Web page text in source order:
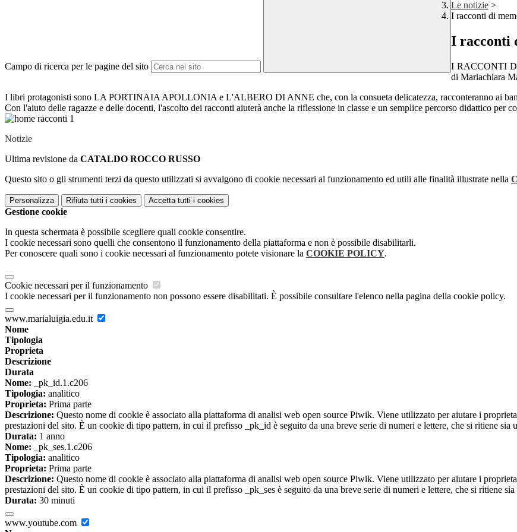
Campo di ricerca per le pagine del sito
Le notizie >
I racconti di
I racconti
I RACCONTI
di Mariachiara
I libri protagonisti sono LA PORTINAIA APOLLONIA e L'ALBERO DI ANNE che, con la consueta delicatezza, racconteranno ai
Con l'aiuto delle ragazze e delle docenti, l'ascolto dei racconti aiuterà anche la riflessione in classe e un semplice percorso didattico
Notizie
Ultima revisione da CATALDO ROCCO RUSSO
Questo sito o gli strumenti terzi da questo utilizzati si avvalgono di cookie necessari al funzionamento ed utili alle finalità illustrate nella
Personalizza Rifiuta tutti i cookies Accetta tutti i cookies
Gestione cookie
In questa schermata è possibile scegliere quali cookie consentire.
I cookie necessari sono quelli che consentono il funzionamento della piattaforma e non è possibile disabilitarli.
Per conoscere quali sono i cookie necessari al funzionamento potete visionare la COOKIE POLICY.
Cookie necessari per il funzionamento
I cookie necessari per il funzionamento non possono essere disabilitati. È possibile consultare l'elenco nella pagina della cookie policy.
www.marialuigia.edu.it
Nome
Tipologia
Proprieta
Descrizione
Durata
Nome: _pk_id.1.c206
Tipologia: analitico
Proprieta: Prima parte
Descrizione: Questo nome di cookie è associato alla piattaforma di analisi web open source Piwik. Viene utilizzato per aiutare i
prestazioni del sito. È un cookie di tipo pattern, in cui il prefisso _pk_id è seguito da una breve serie di numeri e lettere, che si ritiene
Durata: 1 anno
Nome: _pk_ses.1.c206
Tipologia: analitico
Proprieta: Prima parte
Descrizione: Questo nome di cookie è associato alla piattaforma di analisi web open source Piwik. Viene utilizzato per aiutare i
prestazioni del sito. È un cookie di tipo pattern, in cui il prefisso _pk_ses è seguito da una breve serie di numeri e lettere, che si ritiene
Durata: 30 minuti
www.youtube.com